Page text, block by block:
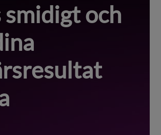
smidigt och